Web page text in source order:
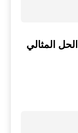
المثالي